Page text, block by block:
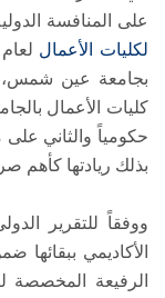
على المنافسة
لكليات الأعمال لعام 2026 عن إنجاز استثنائي جديد
بجامعة عين شمس،
كليات الأعمال
حكومياً والثاني
بذلك ريادتها كأهم
​ووفقاً للتقرير
الرفيعة المخصصة